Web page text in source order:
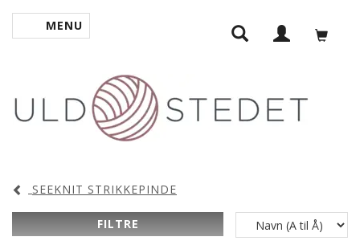
SKIFTE NAVIGATION
MENU
SEEKNIT STRIKKEPINDE
FILTRE